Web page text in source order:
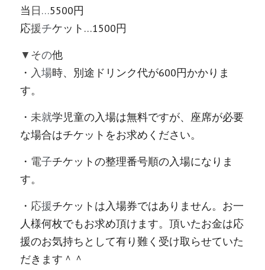
当日…5500円
応援チケット…1500円
▼その他
・ 入場時、別途ドリンク代が600円かかりま
す。
・ 未就学児童の入場は無料ですが、座席が必要
な場合はチケットをお求めください。
・ 電子チケットの整理番号順の入場になりま
す。
・ 応援チケットは入場券ではありません。お一
人様何枚でもお求め頂けます。頂いたお金は応
援のお気持ちとして有り難く受け取らせていた
だきます＾＾